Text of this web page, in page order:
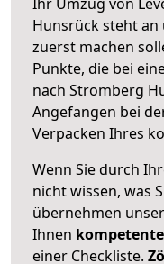
Hunsrück steht an
zuerst machen
Punkte, die bei
nach Stromberg
Angefangen bei
Verpacken Ihres
Wenn Sie durch
nicht wissen, was
übernehmen
Ihnen
einer Checkliste.